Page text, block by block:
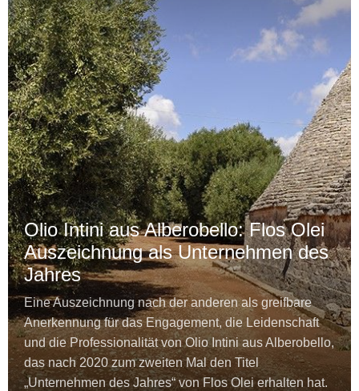
Olio Intini aus Alberobello: Flos Olei
Auszeichnung als Unternehmen des
Jahres
Eine Auszeichnung nach der anderen als greifbare
Anerkennung für das Engagement, die Leidenschaft
und die Professionalität von Olio Intini aus Alberobello,
das nach 2020 zum zweiten Mal den Titel
„Unternehmen des Jahres“ von Flos Olei erhalten hat.